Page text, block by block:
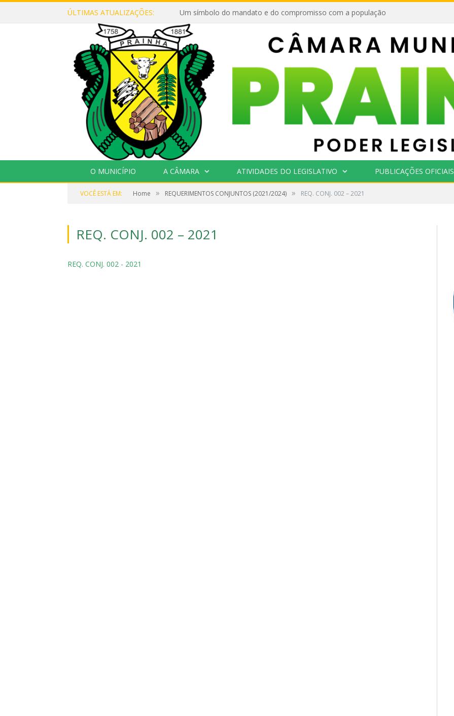
ÚLTIMAS ATUALIZAÇÕES: Um símbolo do mandato e do compromisso com a população
O MUNICÍPIO A CÂMARA ATIVIDADES DO LEGISLATIVO PUBLICAÇÕES OFICIAIS
VOCÊ ESTÁ EM: Home » REQUERIMENTOS CONJUNTOS (2021/2024) » REQ. CONJ. 002 – 2021
REQ. CONJ. 002 – 2021
REQ. CONJ. 002 - 2021